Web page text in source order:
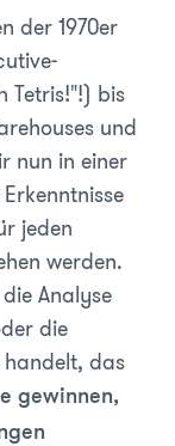
der 1970er
Tetris!"!) bis
und
nun in einer
jeden
werden.
Analyse
die
das
gewinnen,